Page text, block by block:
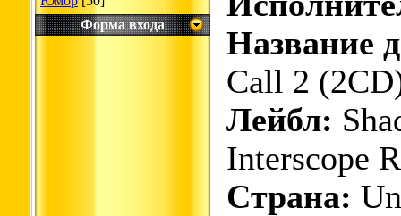
Форма входа
Название
Call 2
Лейбл:
Interscope
Страна: